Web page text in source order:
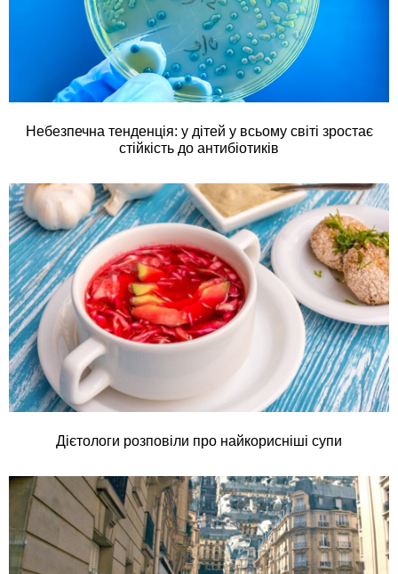
Небезпечна тенденція: у дітей у всьому світі зростає
стійкість до антибіотиків
Дієтологи розповіли про найкорисніші супи